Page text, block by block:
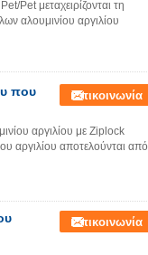
Pet μεταχειρίζονται τη
αλουμινίου αργιλίου
που
Επικοινωνία
αργιλίου με Ziplock
αποτελούνται από
Επικοινωνία